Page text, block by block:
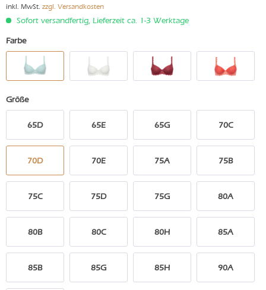
inkl. MwSt. zzgl. Versandkosten
Sofort versandfertig, Lieferzeit ca. 1-3 Werktage
Farbe
Größe
65D 65E 65G 70C
70D 70E 75A 75B
75C 75D 75G 80A
80B 80C 80H 85A
85B 85G 85H 90A